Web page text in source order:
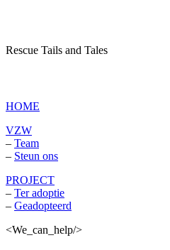
Rescue Tails and Tales
HOME
VZW
– Team
– Steun ons
PROJECT
– Ter adoptie
– Geadopteerd
<We_can_help/>